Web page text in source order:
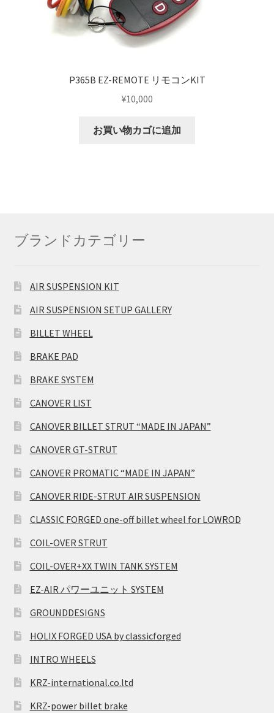
P365B EZ-REMOTE リモコンKIT
¥10,000
お買い物カゴに追加
ブランドカテゴリー
AIR SUSPENSION KIT
AIR SUSPENSION SETUP GALLERY
BILLET WHEEL
BRAKE PAD
BRAKE SYSTEM
CANOVER LIST
CANOVER BILLET STRUT “MADE IN JAPAN”
CANOVER GT-STRUT
CANOVER PROMATIC “MADE IN JAPAN”
CANOVER RIDE-STRUT AIR SUSPENSION
CLASSIC FORGED one-off billet wheel for LOWROD
COIL-OVER STRUT
COIL-OVER+XX TWIN TANK SYSTEM
EZ-AIR パワーユニット SYSTEM
GROUNDDESIGNS
HOLIX FORGED USA by classicforged
INTRO WHEELS
KRZ-international.co.ltd
KRZ-power billet brake